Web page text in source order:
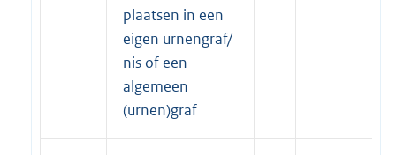
plaatsen in een
eigen urnengraf/
nis of een
algemeen
(urnen)graf